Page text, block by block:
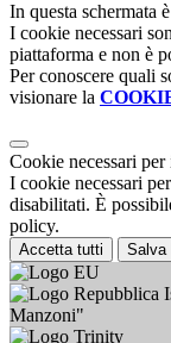
In questa schermata
I cookie necessari
piattaforma e non è
Per conoscere quali
visionare la
Cookie necessari
I cookie necessari
disabilitati. È
policy.
Accetta tutti Salva
Manzoni"